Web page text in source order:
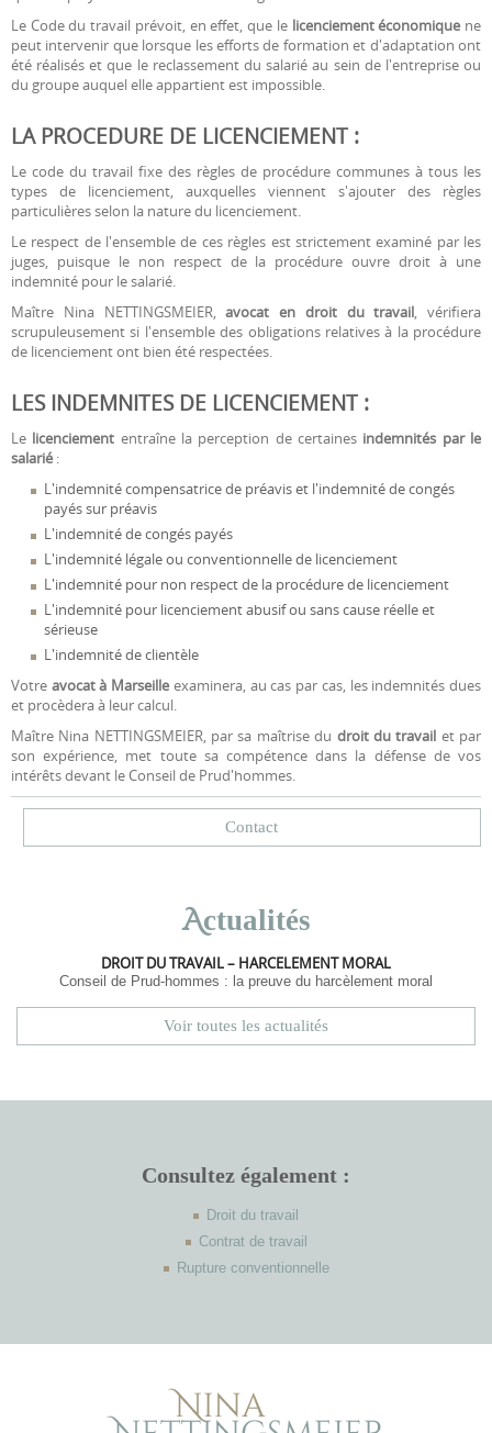
Le Code du travail prévoit, en effet, que le licenciement économique ne
peut intervenir que lorsque les efforts de formation et d'adaptation ont
été réalisés et que le reclassement du salarié au sein de l'entreprise ou
du groupe auquel elle appartient est impossible.
LA PROCEDURE DE LICENCIEMENT :
Le code du travail fixe des règles de procédure communes à tous les
types de licenciement, auxquelles viennent s'ajouter des règles
particulières selon la nature du licenciement.
Le respect de l'ensemble de ces règles est strictement examiné par les
juges, puisque le non respect de la procédure ouvre droit à une
indemnité pour le salarié.
Maître Nina NETTINGSMEIER,avocat en droit du travail, vérifiera
scrupuleusement si l'ensemble des obligations relatives à la procédure
de licenciement ont bien été respectées.
LES INDEMNITES DE LICENCIEMENT :
Le licenciement entraîne la perception de certaines indemnités par le
salarié :
L'indemnité compensatrice de préavis et l'indemnité de congés
payés sur préavis
L'indemnité de congés payés
L'indemnité légale ou conventionnelle de licenciement
L'indemnité pour non respect de la procédure de licenciement
L'indemnité pour licenciement abusif ou sans cause réelle et
sérieuse
L'indemnité de clientèle
Votre avocat à Marseille examinera, au cas par cas, les indemnités dues
et procèdera à leur calcul.
Maître Nina NETTINGSMEIER, par sa maîtrise du droit du travail et par
son expérience, met toute sa compétence dans la défense de vos
intérêts devant le Conseil de Prud'hommes.
Contact
Actualités
DROIT DU TRAVAIL – HARCELEMENT MORAL
Conseil de Prud-hommes : la preuve du harcèlement moral
Voir toutes les actualités
Consultez également :
Droit du travail
Contrat de travail
Rupture conventionnelle